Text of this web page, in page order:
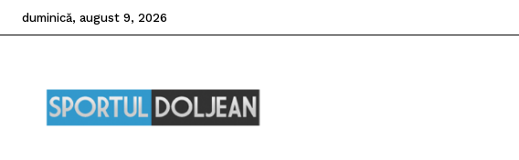
duminică, august 9, 2026